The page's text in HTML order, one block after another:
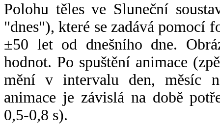
Polohu těles ve Sluneční
"dnes"), které se zadává pomocí
±50 let od dnešního dne.
hodnot. Po spuštění animace
mění v intervalu den, měsíc
animace je závislá na době
0,5-0,8 s).